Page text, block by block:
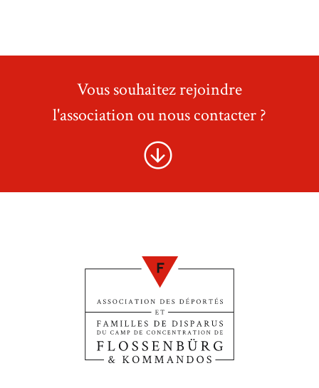
Vous souhaitez rejoindre
l'association ou nous contacter ?